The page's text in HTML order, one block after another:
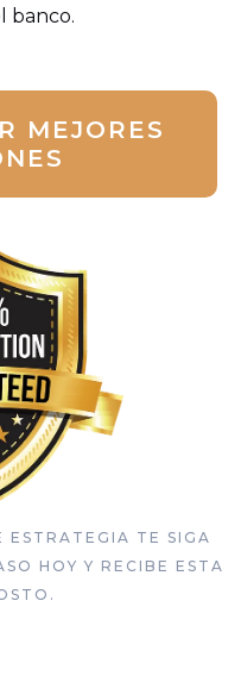
banco.
MEJORES
ESTRATEGIA TE SIGA
HOY Y RECIBE ESTA